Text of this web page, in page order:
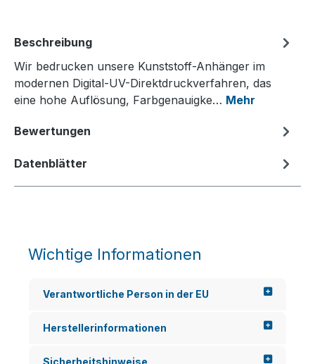
Beschreibung
Wir bedrucken unsere Kunststoff-Anhänger im
modernen Digital-UV-Direktdruckverfahren, das
eine hohe Auflösung, Farbgenauigke… Mehr
Bewertungen
Datenblätter
Wichtige Informationen
Verantwortliche Person in der EU
Herstellerinformationen
Sicherheitshinweise